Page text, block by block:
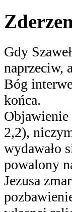
Gdy
naprzeciw,
Bóg
końca.
Objawienie
2,2),
wydawało
powalony
Jezusa